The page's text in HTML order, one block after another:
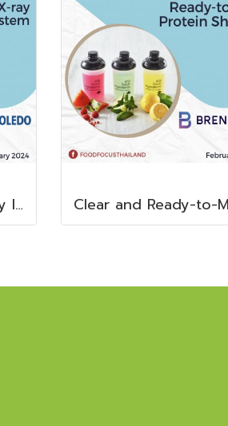
X35 Series DXD+ X-ray Inspection System